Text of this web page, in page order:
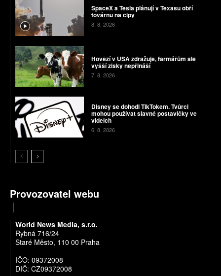
SpaceX a Tesla plánují v Texasu obří
továrnu na čipy
8. 8. 2026
Hovězí v USA zdražuje, farmářům ale
vyšší zisky nepřináší
7. 8. 2026
Disney se dohodl TikTokem. Tvůrci
mohou používat slavné postavičky ve
videích
6. 8. 2026
Provozovatel webu
World News Media, s.r.o.
Rybná 716/24
Staré Město, 110 00 Praha
IČO: 09372008
DIČ: CZ09372008